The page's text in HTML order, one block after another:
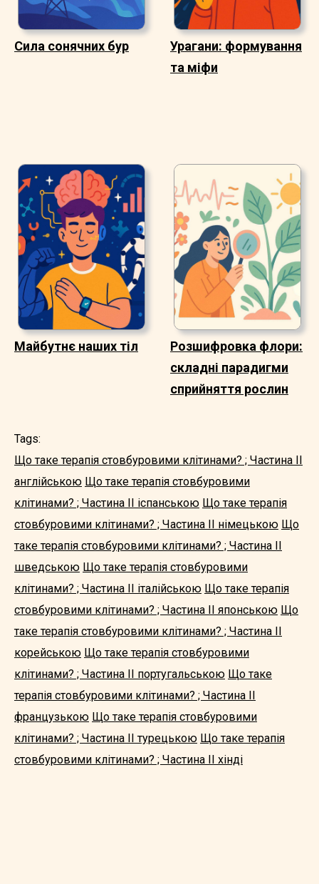
Сила сонячних бур
Урагани: формування
та міфи
Майбутнє наших тіл
Розшифровка флори:
складні парадигми
сприйняття рослин
Tags:
Що таке терапія стовбуровими клітинами? ; Частина II
англійською Що таке терапія стовбуровими
клітинами? ; Частина II іспанською Що таке терапія
стовбуровими клітинами? ; Частина II німецькою Що
таке терапія стовбуровими клітинами? ; Частина II
шведською Що таке терапія стовбуровими
клітинами? ; Частина II італійською Що таке терапія
стовбуровими клітинами? ; Частина II японською Що
таке терапія стовбуровими клітинами? ; Частина II
корейською Що таке терапія стовбуровими
клітинами? ; Частина II португальською Що таке
терапія стовбуровими клітинами? ; Частина II
французькою Що таке терапія стовбуровими
клітинами? ; Частина II турецькою Що таке терапія
стовбуровими клітинами? ; Частина II хінді